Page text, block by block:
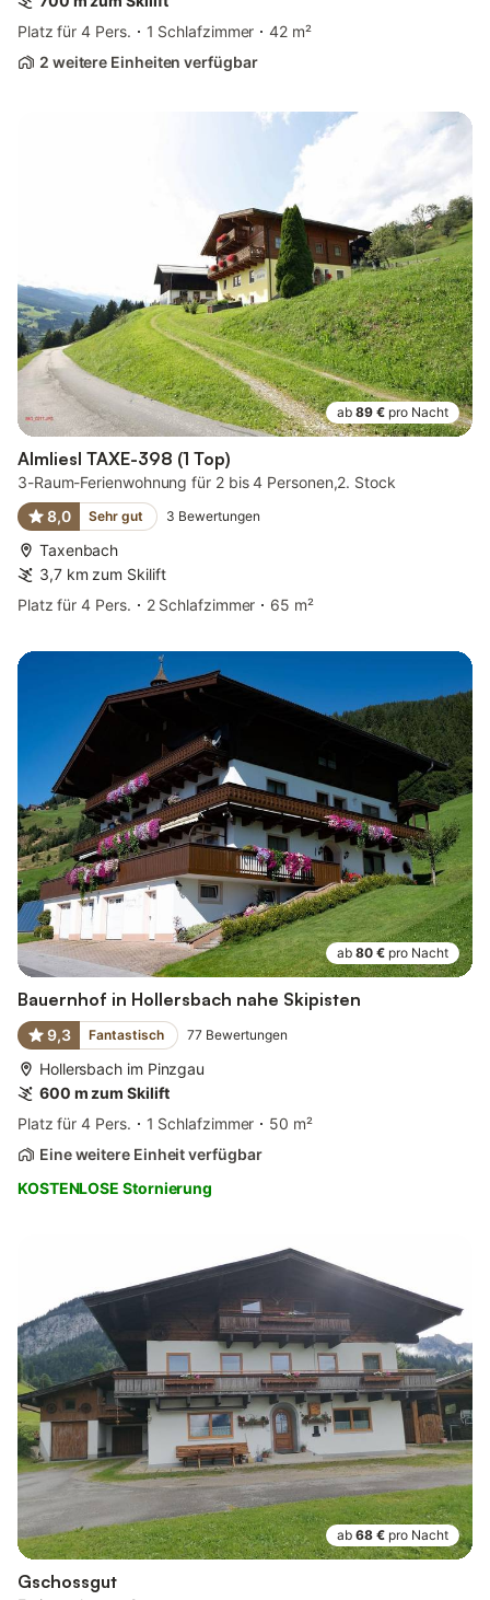
Platz für 4 Pers.
1 Schlafzimmer
42 m²
2 weitere Einheiten verfügbar
ab 89 € pro Nacht
Almliesl TAXE-398 (1 Top)
3-Raum-Ferienwohnung für 2 bis 4 Personen,2. Stock
8,0
Sehr gut 3 Bewertungen
Taxenbach
3,7 km zum Skilift
Platz für 4 Pers.
2 Schlafzimmer 65 m²
ab 80 € pro Nacht
Bauernhof in Hollersbach nahe Skipisten
9,3 Fantastisch 77 Bewertungen
Hollersbach im Pinzgau
600 m zum Skilift
Platz für 4 Pers.
1 Schlafzimmer
50 m²
Eine weitere Einheit verfügbar
KOSTENLOSE Stornierung
ab 68 € pro Nacht
Gschossgut